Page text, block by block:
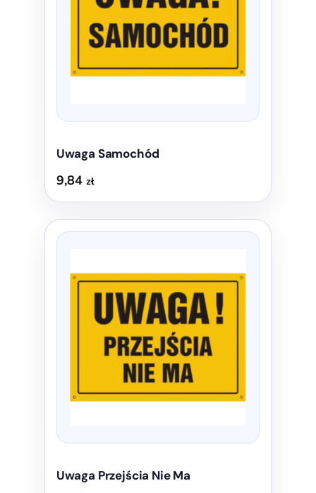
Uwaga Samochód
9,84 zł
stronie
Uwaga Przejścia Nie Ma
Ten
wiele
stronie